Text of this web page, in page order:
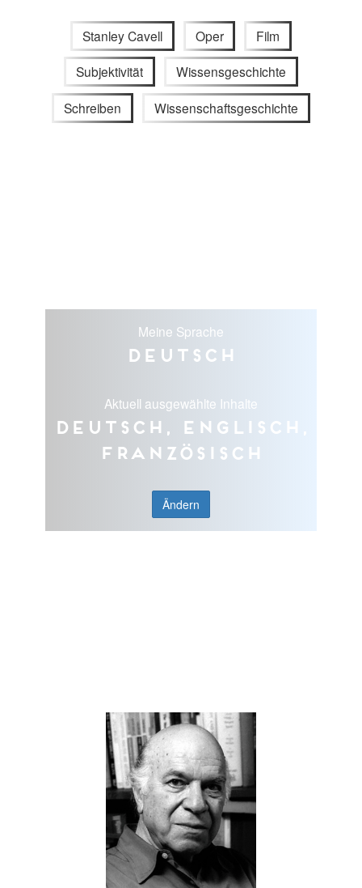
Stanley Cavell Oper Film
Subjektivität Wissensgeschichte
Schreiben Wissenschaftsgeschichte
Meine Sprache
Deutsch
Aktuell ausgewählte Inhalte
Deutsch, Englisch,
Französisch
Ändern